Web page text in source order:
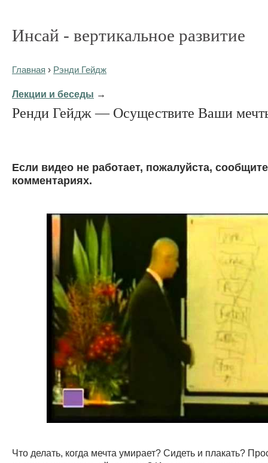
Инсай - вертикальное развитие
Главная › Рэнди Гейдж
Лекции и беседы →
Ренди Гейдж — Осуществите Ваши
Eсли видео не работает, пожалуйста,
комментариях.
Что делать, когда мечта умирает? Сидеть и плакать?